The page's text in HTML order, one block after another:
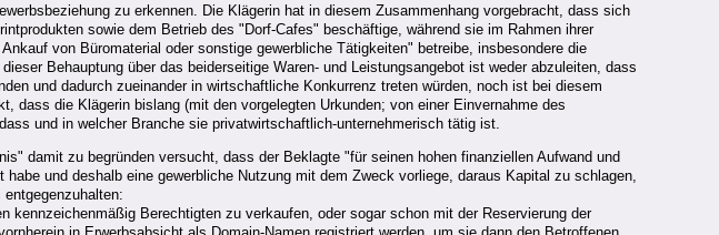
zu erkennen. Die Klägerin hat in diesem Zusammenhang vorgebracht, dass sich
sowie dem Betrieb des "Dorf-Cafes" beschäftige, während sie im Rahmen ihrer
von Büromaterial oder sonstige gewerbliche Tätigkeiten" betreibe, insbesondere die
Behauptung über das beiderseitige Waren- und Leistungsangebot ist weder abzuleiten, dass
und dadurch zueinander in wirtschaftliche Konkurrenz treten würden, noch ist bei diesem
dass die Klägerin bislang (mit den vorgelegten Urkunden; von einer Einvernahme des
und in welcher Branche sie privatwirtschaftlich-unternehmerisch tätig ist.
damit zu begründen versucht, dass der Beklagte "für seinen hohen finanziellen Aufwand und
und deshalb eine gewerbliche Nutzung mit dem Zweck vorliege, daraus Kapital zu schlagen,
kennzeichenmäßig Berechtigten zu verkaufen, oder sogar schon mit der Reservierung der